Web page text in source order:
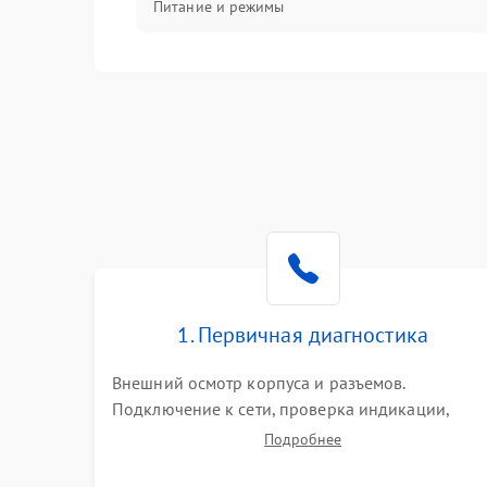
Питание и режимы
1. Первичная диагностика
Внешний осмотр корпуса и разъемов.
Подключение к сети, проверка индикации,
звуковых сигналов и кодов ошибок. Измерение
Подробнее